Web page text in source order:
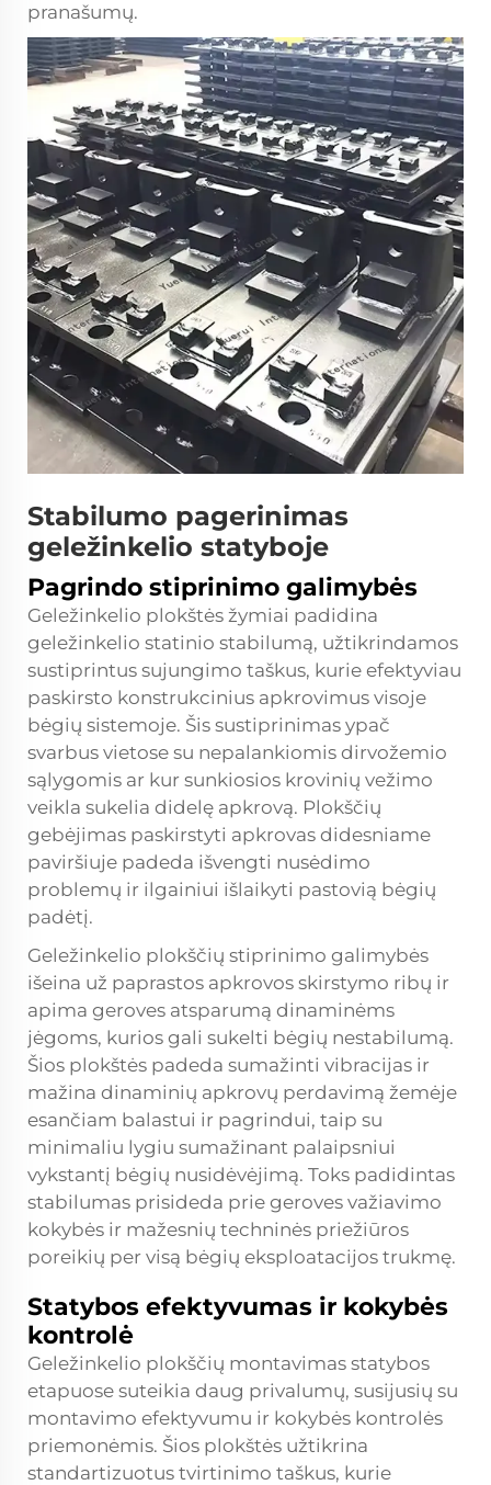
pranašumų.
Stabilumo pagerinimas
geležinkelio statyboje
Pagrindo stiprinimo galimybės
Geležinkelio plokštės žymiai padidina
geležinkelio statinio stabilumą, užtikrindamos
sustiprintus sujungimo taškus, kurie efektyviau
paskirsto konstrukcinius apkrovimus visoje
bėgių sistemoje. Šis sustiprinimas ypač
svarbus vietose su nepalankiomis dirvožemio
sąlygomis ar kur sunkiosios krovinių vežimo
veikla sukelia didelę apkrovą. Plokščių
gebėjimas paskirstyti apkrovas didesniame
paviršiuje padeda išvengti nusėdimo
problemų ir ilgainiui išlaikyti pastovią bėgių
padėtį.
Geležinkelio plokščių stiprinimo galimybės
išeina už paprastos apkrovos skirstymo ribų ir
apima geroves atsparumą dinaminėms
jėgoms, kurios gali sukelti bėgių nestabilumą.
Šios plokštės padeda sumažinti vibracijas ir
mažina dinaminių apkrovų perdavimą žemėje
esančiam balastui ir pagrindui, taip su
minimaliu lygiu sumažinant palaipsniui
vykstantį bėgių nusidėvėjimą. Toks padidintas
stabilumas prisideda prie geroves važiavimo
kokybės ir mažesnių techninės priežiūros
poreikių per visą bėgių eksploatacijos trukmę.
Statybos efektyvumas ir kokybės
kontrolė
Geležinkelio plokščių montavimas statybos
etapuose suteikia daug privalumų, susijusių su
montavimo efektyvumu ir kokybės kontrolės
priemonėmis. Šios plokštės užtikrina
standartizuotus tvirtinimo taškus, kurie